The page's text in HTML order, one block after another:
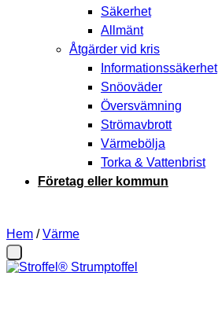
Säkerhet
Allmänt
Åtgärder vid kris
Informationssäkerhet
Snöoväder
Översvämning
Strömavbrott
Värmebölja
Torka & Vattenbrist
Företag eller kommun
Hem / Värme